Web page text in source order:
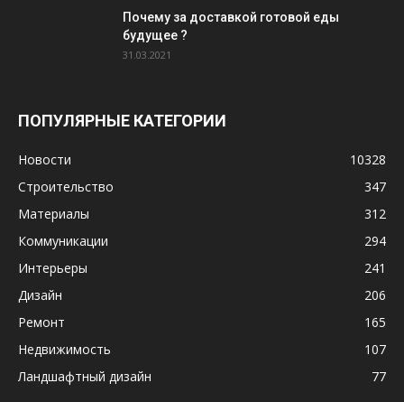
Почему за доставкой готовой еды
будущее ?
31.03.2021
ПОПУЛЯРНЫЕ КАТЕГОРИИ
Новости
10328
Строительство
347
Материалы
312
Коммуникации
294
Интерьеры
241
Дизайн
206
Ремонт
165
Недвижимость
107
Ландшафтный дизайн
77